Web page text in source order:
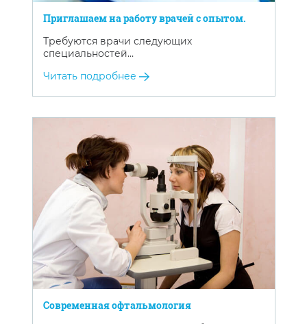
Приглашаем на работу врачей с опытом.
Требуются врачи следующих
специальностей…
Читать подробнее
Современная офтальмология